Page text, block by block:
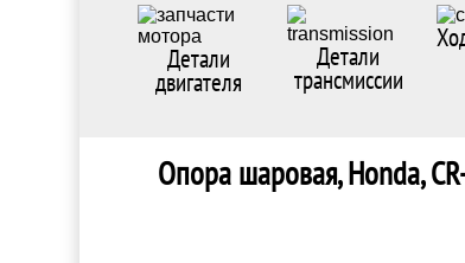
Детали
двигателя
Детали
трансмиссии
Опора шаровая, Honda,